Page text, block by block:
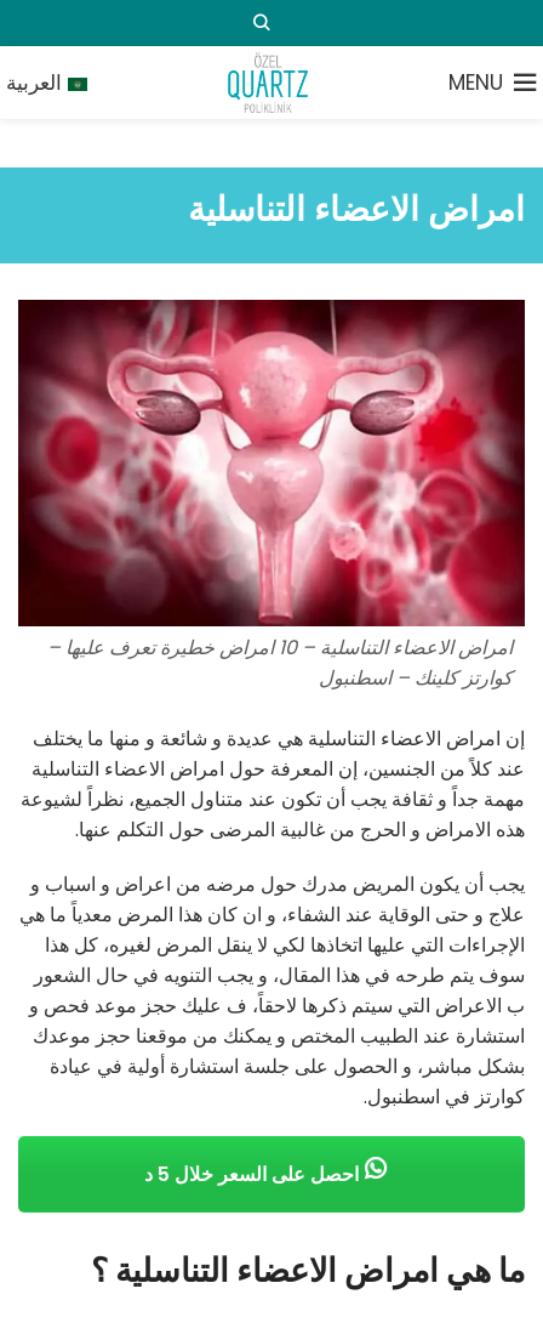
MENU العربية
امراض الاعضاء التناسلية
امراض الاعضاء التناسلية – 10 امراض خطيرة تعرف عليها –
كوارتز كلينك – اسطنبول
إن امراض الاعضاء التناسلية هي عديدة و شائعة و منها ما يختلف
عند كلاً من الجنسين، إن المعرفة حول امراض الاعضاء التناسلية
مهمة جداً و ثقافة يجب أن تكون عند متناول الجميع، نظراً لشيوعة
هذه الامراض و الحرج من غالبية المرضى حول التكلم عنها.
يجب أن يكون المريض مدرك حول مرضه من اعراض و اسباب و
علاج و حتى الوقاية عند الشفاء، و ان كان هذا المرض معدياً ما هي
الإجراءات التي عليها اتخاذها لكي لا ينقل المرض لغيره، كل هذا
سوف يتم طرحه في هذا المقال، و يجب التنويه في حال الشعور
ب الاعراض التي سيتم ذكرها لاحقاً، ف عليك حجز موعد فحص و
استشارة عند الطبيب المختص و يمكنك من موقعنا حجز موعدك
بشكل مباشر، و الحصول على جلسة استشارة أولية في عيادة
كوارتز في اسطنبول.
احصل على السعر خلال 5 د
ما هي امراض الاعضاء التناسلية ؟